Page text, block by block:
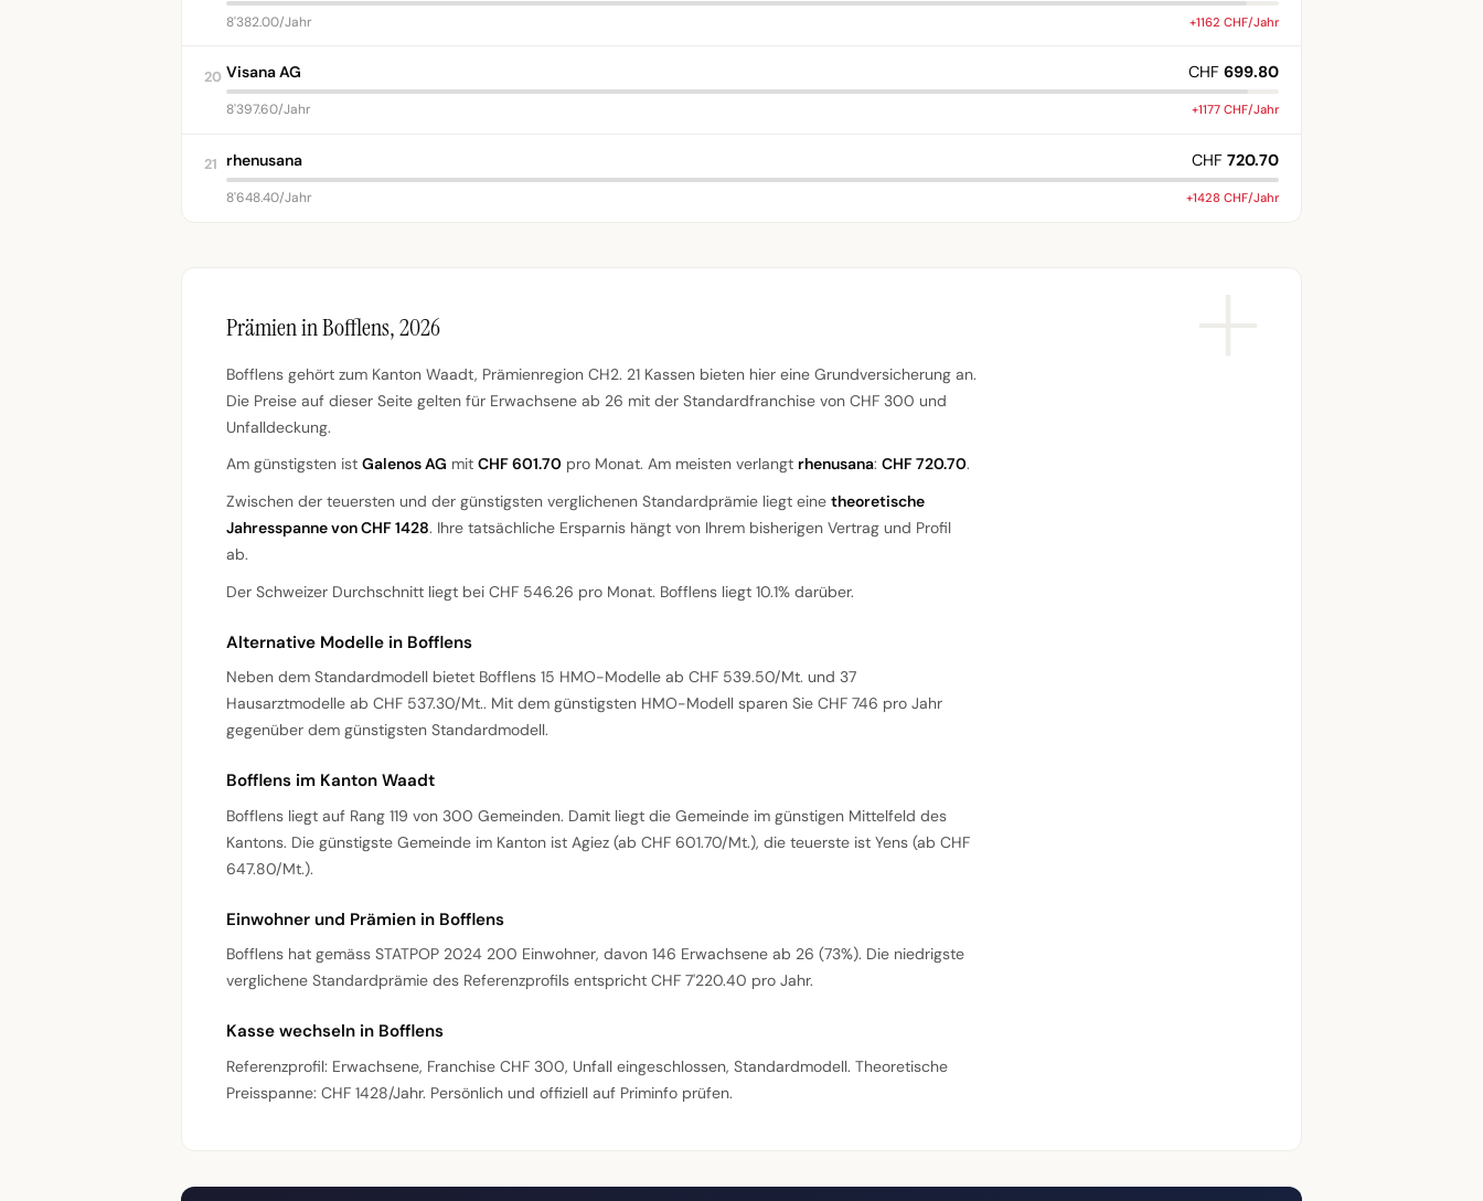
8'382.00/Jahr +1162 CHF/Jahr
20 Visana AG CHF 699.80
8'397.60/Jahr +1177 CHF/Jahr
21 rhenusana CHF 720.70
8'648.40/Jahr +1428 CHF/Jahr
Prämien in Bofflens, 2026
Bofflens gehört zum Kanton Waadt, Prämienregion CH2. 21 Kassen bieten hier eine Grundversicherung an.
Die Preise auf dieser Seite gelten für Erwachsene ab 26 mit der Standardfranchise von CHF 300 und
Unfalldeckung.
Am günstigsten ist Galenos AG mit CHF 601.70 pro Monat. Am meisten verlangt rhenusana: CHF 720.70.
Zwischen der teuersten und der günstigsten verglichenen Standardprämie liegt eine theoretische
Jahresspanne von CHF 1428. Ihre tatsächliche Ersparnis hängt von Ihrem bisherigen Vertrag und Profil
ab.
Der Schweizer Durchschnitt liegt bei CHF 546.26 pro Monat. Bofflens liegt 10.1% darüber.
Alternative Modelle in Bofflens
Neben dem Standardmodell bietet Bofflens 15 HMO-Modelle ab CHF 539.50/Mt. und 37
Hausarztmodelle ab CHF 537.30/Mt.. Mit dem günstigsten HMO-Modell sparen Sie CHF 746 pro Jahr
gegenüber dem günstigsten Standardmodell.
Bofflens im Kanton Waadt
Bofflens liegt auf Rang 119 von 300 Gemeinden. Damit liegt die Gemeinde im günstigen Mittelfeld des
Kantons. Die günstigste Gemeinde im Kanton ist Agiez (ab CHF 601.70/Mt.), die teuerste ist Yens (ab CHF
647.80/Mt.).
Einwohner und Prämien in Bofflens
Bofflens hat gemäss STATPOP 2024 200 Einwohner, davon 146 Erwachsene ab 26 (73%). Die niedrigste
verglichene Standardprämie des Referenzprofils entspricht CHF 7'220.40 pro Jahr.
Kasse wechseln in Bofflens
Referenzprofil: Erwachsene, Franchise CHF 300, Unfall eingeschlossen, Standardmodell. Theoretische
Preisspanne: CHF 1428/Jahr. Persönlich und offiziell auf Priminfo prüfen.